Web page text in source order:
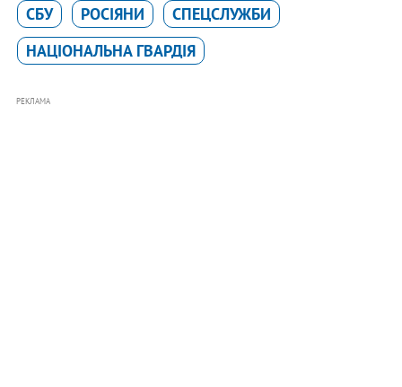
СБУ РОСІЯНИ
СПЕЦСЛУЖБИ
НАЦІОНАЛЬНА ГВАРДІЯ
РЕКЛАМА